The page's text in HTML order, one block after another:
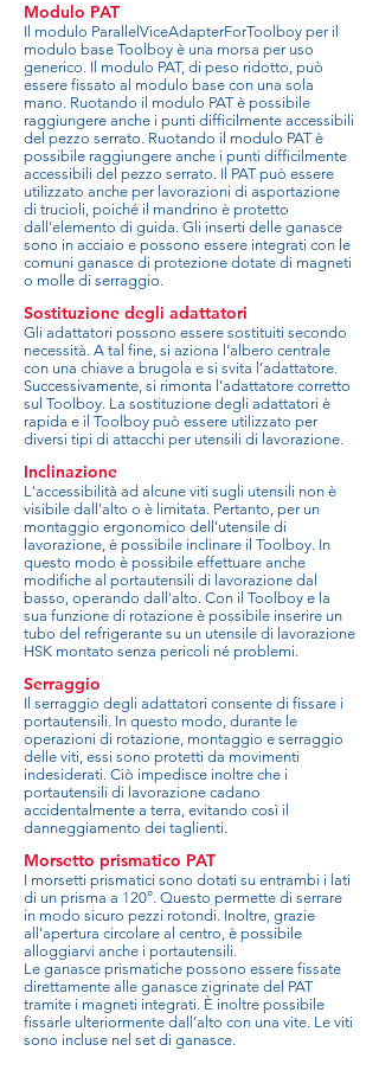
Modulo PAT
Il modulo ParallelViceAdapterForToolboy per il
modulo base Toolboy è una morsa per uso
generico. Il modulo PAT, di peso ridotto, può
essere fissato al modulo base con una sola
mano. Ruotando il modulo PAT è possibile
raggiungere anche i punti difficilmente accessibili
del pezzo serrato. Ruotando il modulo PAT è
possibile raggiungere anche i punti difficilmente
accessibili del pezzo serrato. Il PAT può essere
utilizzato anche per lavorazioni di asportazione
di trucioli, poiché il mandrino è protetto
dall’elemento di guida. Gli inserti delle ganasce
sono in acciaio e possono essere integrati con le
comuni ganasce di protezione dotate di magneti
o molle di serraggio.
Sostituzione degli adattatori
Gli adattatori possono essere sostituiti secondo
necessità. A tal fine, si aziona l’albero centrale
con una chiave a brugola e si svita l’adattatore.
Successivamente, si rimonta l’adattatore corretto
sul Toolboy. La sostituzione degli adattatori è
rapida e il Toolboy può essere utilizzato per
diversi tipi di attacchi per utensili di lavorazione.
Inclinazione
L'accessibilità ad alcune viti sugli utensili non è
visibile dall'alto o è limitata. Pertanto, per un
montaggio ergonomico dell'utensile di
lavorazione, è possibile inclinare il Toolboy. In
questo modo è possibile effettuare anche
modifiche al portautensili di lavorazione dal
basso, operando dall'alto. Con il Toolboy e la
sua funzione di rotazione è possibile inserire un
tubo del refrigerante su un utensile di lavorazione
HSK montato senza pericoli né problemi.
Serraggio
Il serraggio degli adattatori consente di fissare i
portautensili. In questo modo, durante le
operazioni di rotazione, montaggio e serraggio
delle viti, essi sono protetti da movimenti
indesiderati. Ciò impedisce inoltre che i
portautensili di lavorazione cadano
accidentalmente a terra, evitando così il
danneggiamento dei taglienti.
Morsetto prismatico PAT
I morsetti prismatici sono dotati su entrambi i lati
di un prisma a 120°. Questo permette di serrare
in modo sicuro pezzi rotondi. Inoltre, grazie
all’apertura circolare al centro, è possibile
alloggiarvi anche i portautensili.
Le ganasce prismatiche possono essere fissate
direttamente alle ganasce zigrinate del PAT
tramite i magneti integrati. È inoltre possibile
fissarle ulteriormente dall’alto con una vite. Le viti
sono incluse nel set di ganasce.